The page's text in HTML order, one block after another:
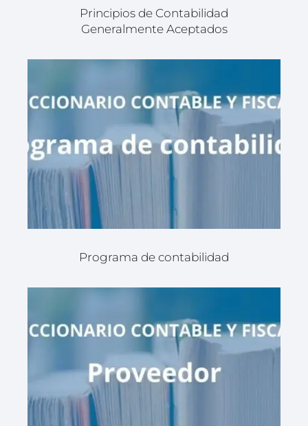
Principios de Contabilidad
Generalmente Aceptados
Programa de contabilidad